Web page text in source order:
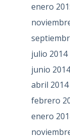
enero
julio 2014
junio 2014
abril 2014
febrero
enero